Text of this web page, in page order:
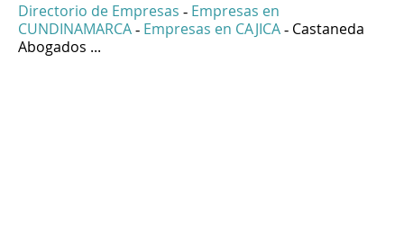
Directorio de Empresas - Empresas en
CUNDINAMARCA - Empresas en CAJICA - Castaneda
Abogados ...